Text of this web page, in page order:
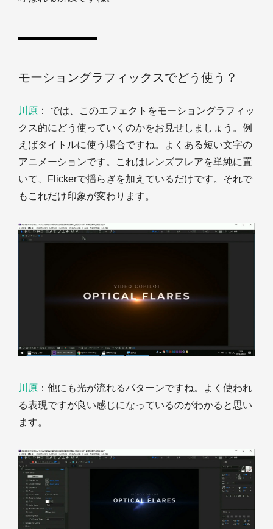
モーショングラフィックスでどう使う？
川原 ： では、このエフェクトをモーショングラフィッ
クス的にどう使っていくのかをお見せしましょう。例
えばタイトルに使う場合ですね。よくある短い文字の
アニメーションです。これはレンズフレアを単純に置
いて、Flickerで揺らぎを加えているだけです。それで
もこれだけ印象が変わります。
川原 ：他にも光が流れるパターンですね。よく使われ
る表現ですが良い感じになっているのがわかると思い
ます。